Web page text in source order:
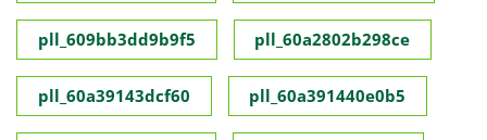
pll_609bb3dd9b9f5 pll_60a2802b298ce
pll_60a39143dcf60 pll_60a391440e0b5